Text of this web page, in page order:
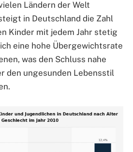
Ländern der Welt
in Deutschland die Zahl
Kinder mit jedem Jahr stetig
eine hohe Übergewichtsrate
was den Schluss nahe
den ungesunden Lebensstil